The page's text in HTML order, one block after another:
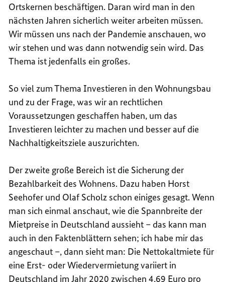
Ortskernen beschäftigen. Daran wird man in den
nächsten Jahren sicherlich weiter arbeiten müssen.
Wir müssen uns nach der Pandemie anschauen, wo
wir stehen und was dann notwendig sein wird. Das
Thema ist jedenfalls ein großes.
So viel zum Thema Investieren in den Wohnungsbau
und zu der Frage, was wir an rechtlichen
Voraussetzungen geschaffen haben, um das
Investieren leichter zu machen und besser auf die
Nachhaltigkeitsziele auszurichten.
Der zweite große Bereich ist die Sicherung der
Bezahlbarkeit des Wohnens. Dazu haben Horst
Seehofer und Olaf Scholz schon einiges gesagt. Wenn
man sich einmal anschaut, wie die Spannbreite der
Mietpreise in Deutschland aussieht – das kann man
auch in den Faktenblättern sehen; ich habe mir das
angeschaut –, dann sieht man: Die Nettokaltmiete für
eine Erst- oder Wiedervermietung variiert in
Deutschland im Jahr 2020 zwischen 4,69 Euro pro